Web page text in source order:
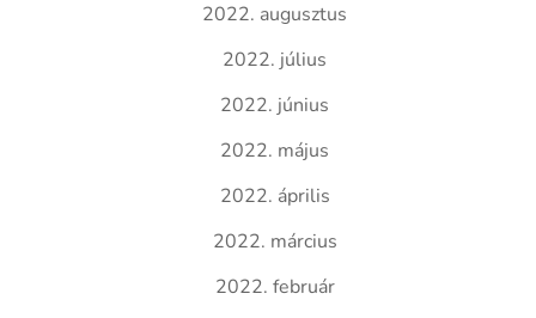
2022. augusztus
2022. július
2022. június
2022. május
2022. április
2022. március
2022. február